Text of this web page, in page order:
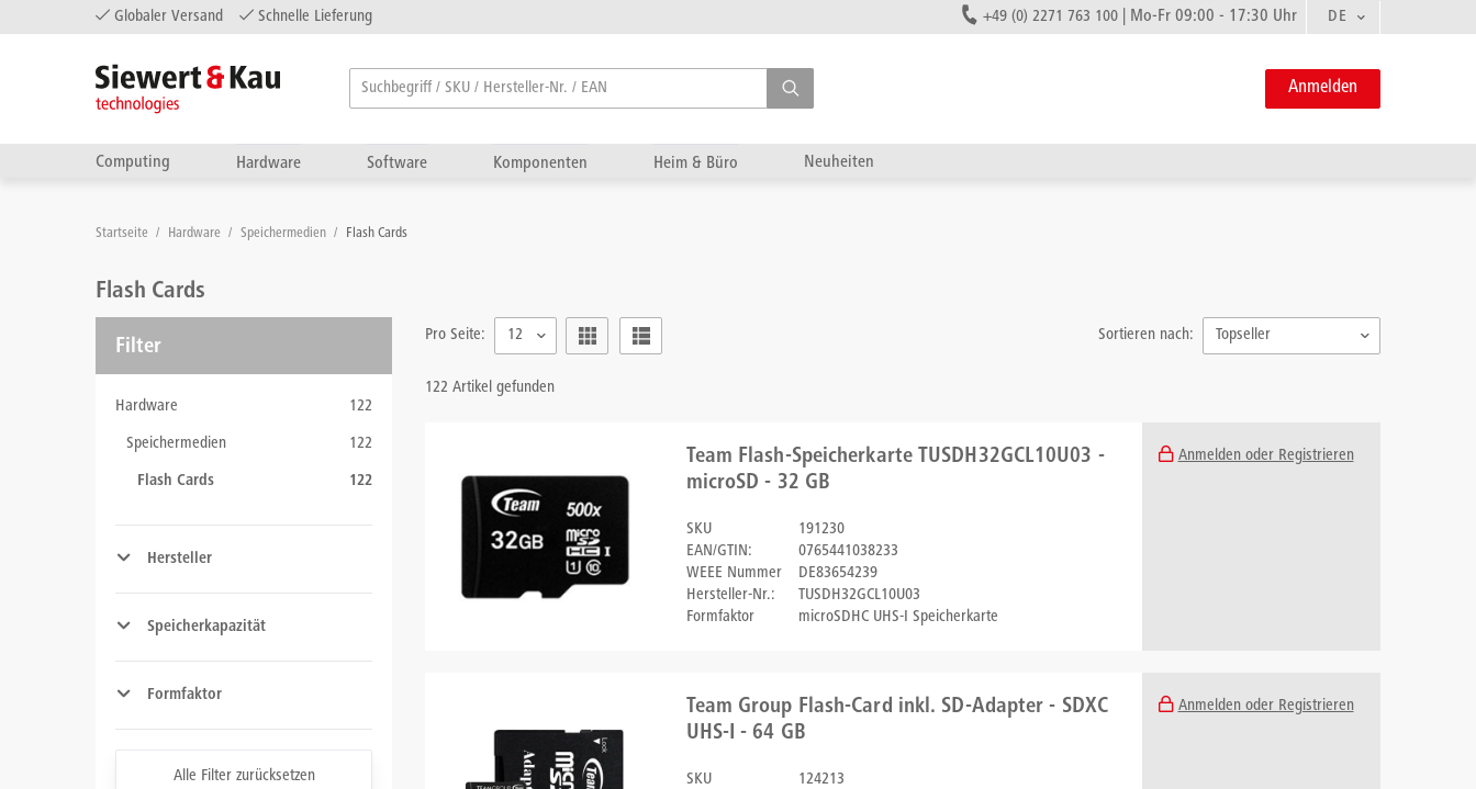
Globaler Versand Schnelle Lieferung +49 (0) 2271 763 100 Mo-Fr 09:00 - 17:30 Uhr DE
Anmelden
Computing Hardware Software Komponenten Heim & Büro Neuheiten
Startseite / Hardware / Speichermedien / Flash Cards
Flash Cards
Filter
Hardware 122
Speichermedien 122
Flash Cards 122
Hersteller
Speicherkapazität
Formfaktor
Alle Filter zurücksetzen
Pro Seite: 12 Sortieren nach: Topseller
122 Artikel gefunden
Team Flash-Speicherkarte TUSDH32GCL10U03 -
microSD - 32 GB
SKU
191230
EAN/GTIN:
0765441038233
WEEE Nummer
DE83654239
Hersteller-Nr.:
TUSDH32GCL10U03
Formfaktor
microSDHC UHS-I Speicherkarte
Anmelden oder Registrieren
Team Group Flash-Card inkl. SD-Adapter - SDXC
UHS-I - 64 GB
SKU
124213
Anmelden oder Registrieren